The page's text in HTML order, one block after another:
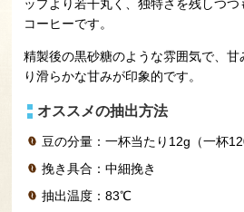
ップより若干丸く、独特さを残しつ
コーヒーです。
精製後の黒砂糖のような雰囲気で、甘
り滑らかな甘みが印象的です。
オススメの抽出方法
豆の分量：一杯当たり12g（一杯
挽き具合：中細挽き
抽出温度：83℃